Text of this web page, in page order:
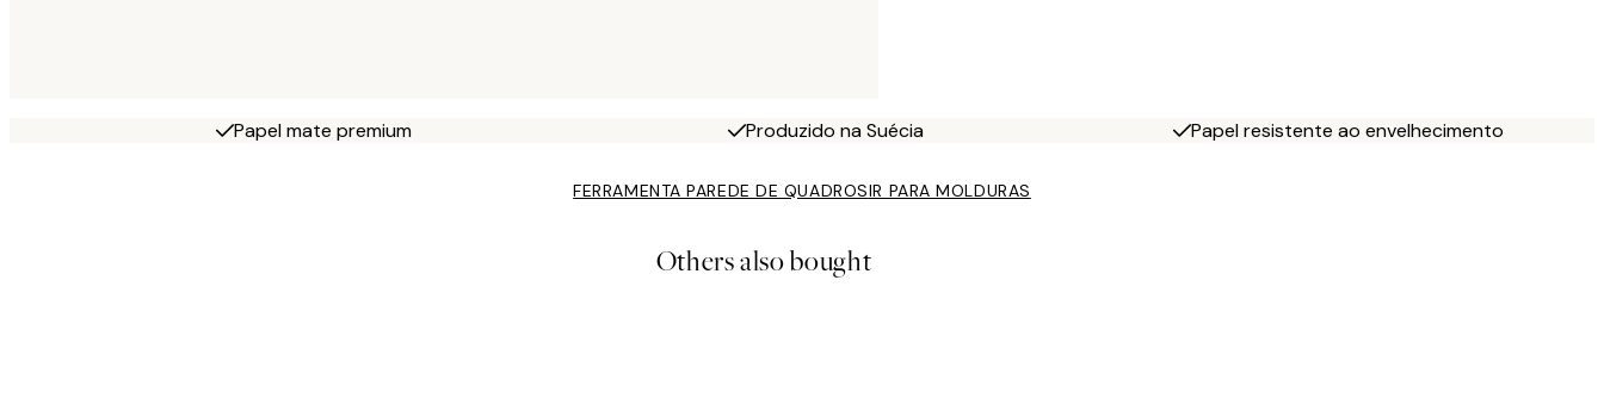
Papel mate premium Produzido na Suécia Papel resistente ao envelhecimento
FERRAMENTA PAREDE DE QUADROSIR PARA MOLDURAS
Others also bought